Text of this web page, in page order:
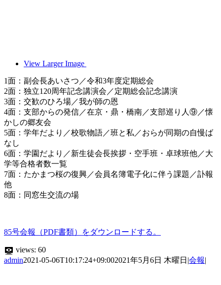
View Larger Image
1面：副会長あいさつ／令和3年度定期総会
2面：独立120周年記念講演会／定期総会記念講演
3面：交歓のひろ場／我が師の恩
4面：支部からの発信／在京・鼎・橋南／支部巡り人⑨／懐
かしの郷友会
5面：学年だより／校歌物語／班と私／おらが同期の自慢ば
なし
6面：学園だより／新生徒会長挨拶・空手班・卓球班他／大
学等合格者数一覧
7面：たかまつ桜の復興／会員名簿電子化に伴う課題／訃報
他
8面：同窓生交流の場
85号会報（PDF書類）をダウンロードする。
views: 60
admin2021-05-06T10:17:24+09:002021年5月6日 木曜日 |会報|